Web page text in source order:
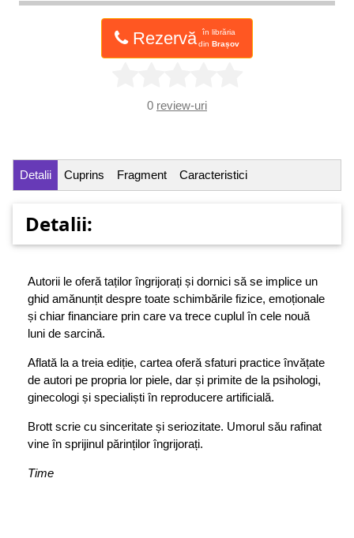
Rezervă
în librăria
din Brașov
0 review-uri
Detalii Cuprins Fragment Caracteristici
Detalii:
Autorii le oferă taților îngrijorați și dornici să se implice un
ghid amănunțit despre toate schimbările fizice, emoționale
și chiar financiare prin care va trece cuplul în cele nouă
luni de sarcină.
Aflată la a treia ediție, cartea oferă sfaturi practice învățate
de autori pe propria lor piele, dar și primite de la psihologi,
ginecologi și specialiști în reproducere artificială.
Brott scrie cu sinceritate și seriozitate. Umorul său rafinat
vine în sprijinul părinților îngrijorați.
Time